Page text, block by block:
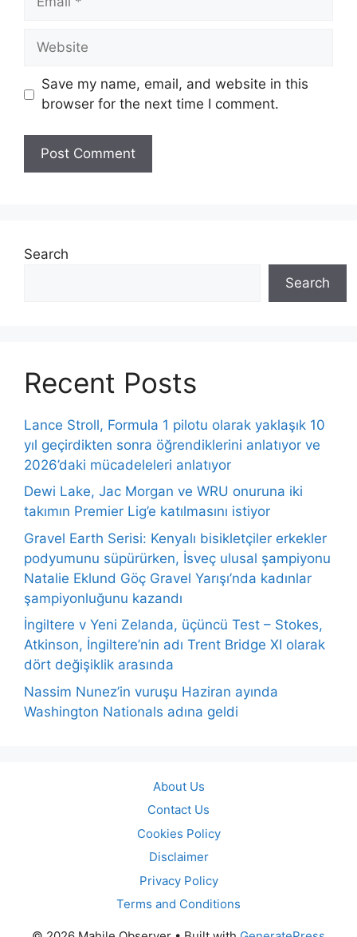
Website
Save my name, email, and website in this
browser for the next time I comment.
Search
Search
Recent Posts
Lance Stroll, Formula 1 pilotu olarak yaklaşık 10
yıl geçirdikten sonra öğrendiklerini anlatıyor ve
2026’daki mücadeleleri anlatıyor
Dewi Lake, Jac Morgan ve WRU onuruna iki
takımın Premier Lig’e katılmasını istiyor
Gravel Earth Serisi: Kenyalı bisikletçiler erkekler
podyumunu süpürürken, İsveç ulusal şampiyonu
Natalie Eklund Göç Gravel Yarışı’nda kadınlar
şampiyonluğunu kazandı
İngiltere v Yeni Zelanda, üçüncü Test – Stokes,
Atkinson, İngiltere’nin adı Trent Bridge XI olarak
dört değişiklik arasında
Nassim Nunez’in vuruşu Haziran ayında
Washington Nationals adına geldi
About Us
Contact Us
Cookies Policy
Disclaimer
Privacy Policy
Terms and Conditions